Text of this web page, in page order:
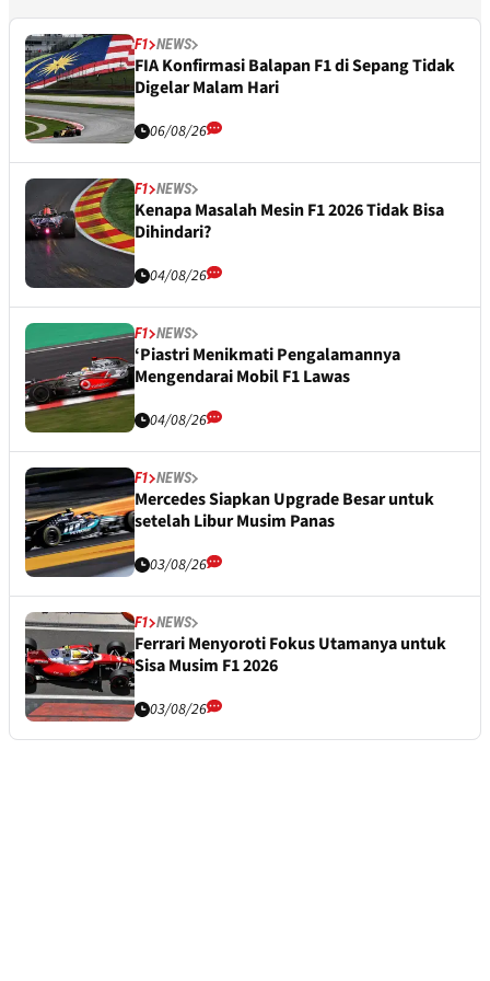
F1 NEWS
FIA Konfirmasi Balapan F1 di Sepang Tidak
Digelar Malam Hari
06/08/26
F1 NEWS
Kenapa Masalah Mesin F1 2026 Tidak Bisa
Dihindari?
04/08/26
F1 NEWS
‘Piastri Menikmati Pengalamannya
Mengendarai Mobil F1 Lawas
04/08/26
F1 NEWS
Mercedes Siapkan Upgrade Besar untuk
setelah Libur Musim Panas
03/08/26
F1 NEWS
Ferrari Menyoroti Fokus Utamanya untuk
Sisa Musim F1 2026
03/08/26